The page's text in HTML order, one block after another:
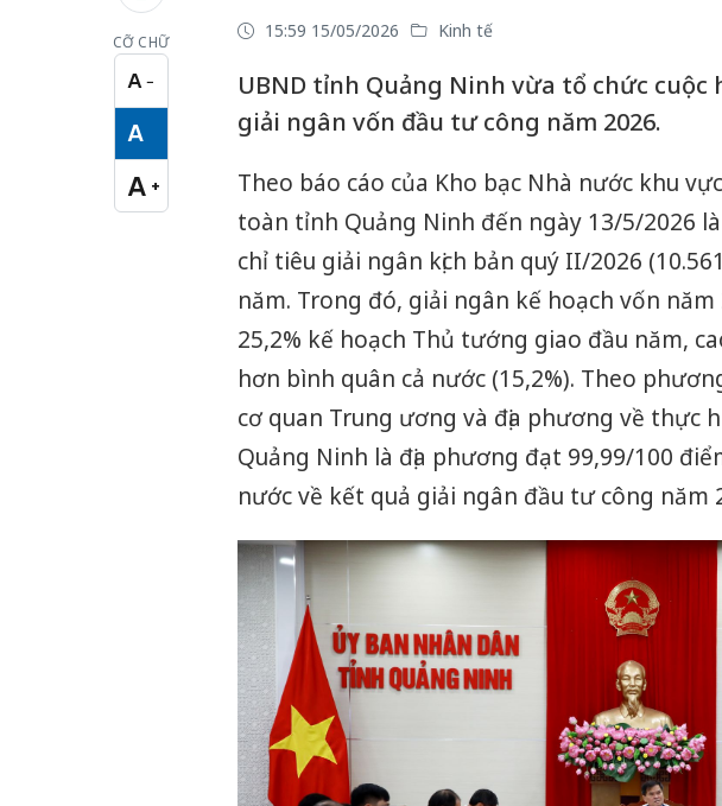
CỠ CHỮ
A −
Cỡ chữ nhỏ
A
Cỡ chữ vừa
A +
Cỡ chữ lớn
15:59 15/05/2026 Kinh tế
UBND tỉnh Quảng Ninh vừa tổ chức cuộc
giải ngân vốn đầu tư công năm 2026.
Theo báo cáo của Kho bạc Nhà nước khu
toàn tỉnh Quảng Ninh đến ngày 13/5/2026
chỉ tiêu giải ngân kịch bản quý II/2026
năm. Trong đó, giải ngân kế hoạch vốn
25,2% kế hoạch Thủ tướng giao đầu năm,
hơn bình quân cả nước (15,2%). Theo
cơ quan Trung ương và địa phương về thực
Quảng Ninh là địa phương đạt 99,99/100
nước về kết quả giải ngân đầu tư công năm